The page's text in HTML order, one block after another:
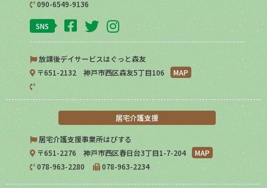
090-6549-9136
SNS
放課後デイサービスはぐっと森友
〒651-2132 神戸市西区森友5丁目106
MAP
居宅介護支援
居宅介護支援事業所はぴする
〒651-2276 神戸市西区春日台3丁目1-7-204
MAP
078-963-2280
078-963-2234